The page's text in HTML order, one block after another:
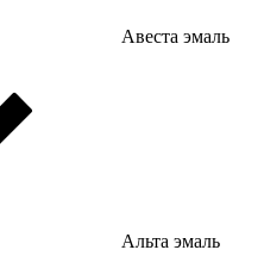
Авеста эмаль
Альта эмаль